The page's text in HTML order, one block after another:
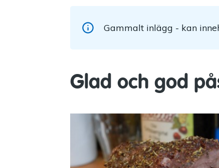
Gammalt inlägg - kan
Glad och god